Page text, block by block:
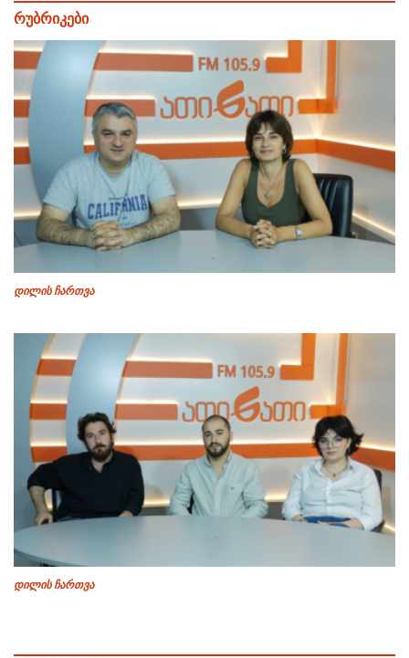
რუბრიკები
დილის ჩართვა
დილის ჩართვა